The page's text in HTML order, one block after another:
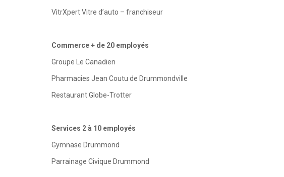
VitrXpert Vitre d’auto – franchiseur
Commerce + de 20 employés
Groupe Le Canadien
Pharmacies Jean Coutu de Drummondville
Restaurant Globe-Trotter
Services 2 à 10 employés
Gymnase Drummond
Parrainage Civique Drummond